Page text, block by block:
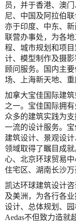
员，并于香港、澳
尼、中国及阿拉伯
亦于印度、中东、
联营办事处，为各
程、城市规划和项
计、模型制作及摄
顾问服务。国内主
场、上海新天地、重
加拿大宝佳国际建
之一。宝佳国际拥
众多的建筑实践为
一流的设计服务。宝
建筑设计、景观设
领域取得了瞩目成
心、北京环球贸易
住宅区、湖南长沙万
凯达环球建筑设计
及美洲，为各行各
设计、总体规划、园
Aedas不但致力造就